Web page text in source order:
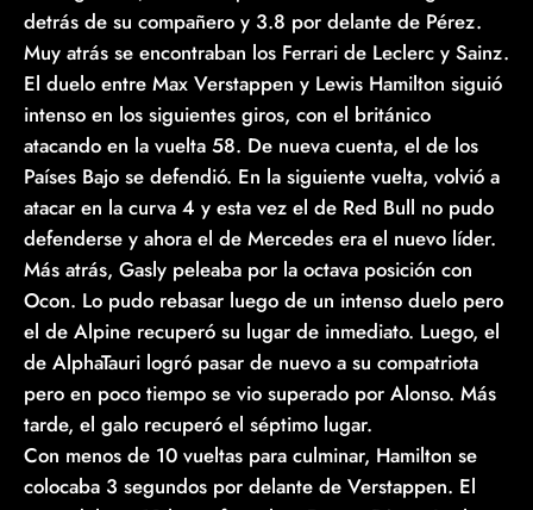
detrás de su compañero y 3.8 por delante de Pérez.
Muy atrás se encontraban los Ferrari de Leclerc y Sainz.
El duelo entre Max Verstappen y Lewis Hamilton siguió
intenso en los siguientes giros, con el británico
atacando en la vuelta 58. De nueva cuenta, el de los
Países Bajo se defendió. En la siguiente vuelta, volvió a
atacar en la curva 4 y esta vez el de Red Bull no pudo
defenderse y ahora el de Mercedes era el nuevo líder.
Más atrás, Gasly peleaba por la octava posición con
Ocon. Lo pudo rebasar luego de un intenso duelo pero
el de Alpine recuperó su lugar de inmediato. Luego, el
de AlphaTauri logró pasar de nuevo a su compatriota
pero en poco tiempo se vio superado por Alonso. Más
tarde, el galo recuperó el séptimo lugar.
Con menos de 10 vueltas para culminar, Hamilton se
colocaba 3 segundos por delante de Verstappen. El